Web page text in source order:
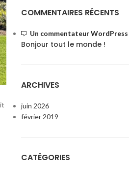
COMMENTAIRES RÉCENTS
Un commentateur WordPress
Bonjour tout le monde !
ARCHIVES
juin 2026
février 2019
CATÉGORIES